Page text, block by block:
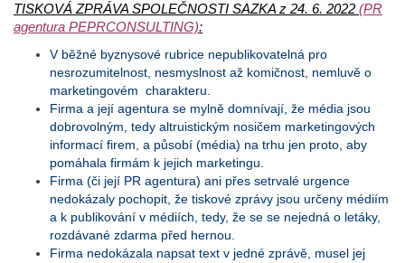
TISKOVÁ ZPRÁVA SPOLEČNOSTI SAZKA z 24. 6. 2022 (PR
agentura PEPRCONSULTING):
V běžné byznysové rubrice nepublikovatelná pro
nesrozumitelnost, nesmyslnost až komičnost, nemluvě o
marketingovém charakteru.
Firma a její agentura se mylně domnívají, že média jsou
dobrovolným, tedy altruistickým nosičem marketingových
informací firem, a působí (média) na trhu jen proto, aby
pomáhala firmám k jejich marketingu.
Firma (či její PR agentura) ani přes setrvalé urgence
nedokázaly pochopit, že tiskové zprávy jsou určeny médiím
a k publikování v médiích, tedy, že se se nejedná o letáky,
rozdávané zdarma před hernou.
Firma nedokázala napsat text v jedné zprávě, musel jej